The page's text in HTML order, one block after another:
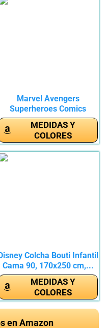
Marvel Avengers
Superheroes Comics
Juego de Ropa...
MEDIDAS Y
COLORES
Colcha Bouti Infantil
Cama 90, 170x250 cm,...
MEDIDAS Y
COLORES
en Amazon